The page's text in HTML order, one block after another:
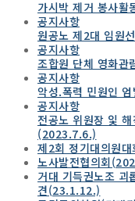
가시박 제거 봉사
공지사항
원공노 제2대 임원
공지사항
조합원 단체 영화
공지사항
악성.폭력 민원인
공지사항
전공노 위원장 잋
(2023.7.6.)
제2회 정기대의원대
노사발전협의회
거대 기득권노조 괴
견(23.1.12.)